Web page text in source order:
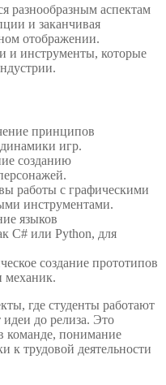
разнообразным аспектам
и заканчивая
отображении.
и инструменты, которые
принципов
игр.
созданию
работы с графическими
инструментами.
языков
C# или Python, для
создание прототипов
механик.
где студенты работают
идеи до релиза. Это
команде, понимание
к трудовой деятельности